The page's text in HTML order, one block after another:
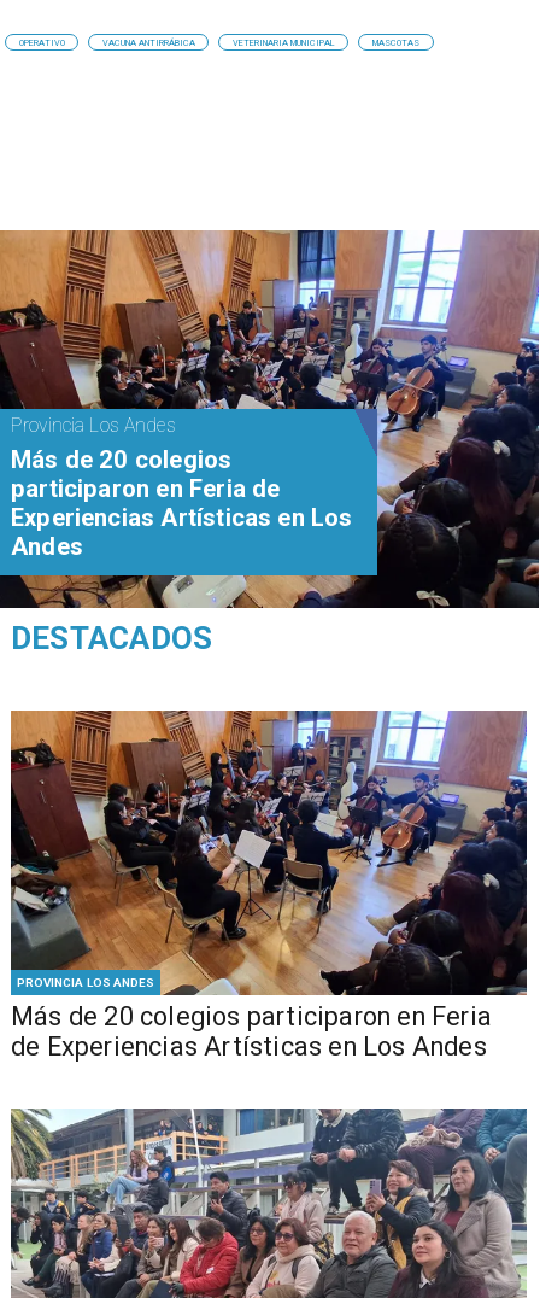
OPERATIVO VACUNA ANTIRRÁBICA VETERINARIA MUNICIPAL MASCOTAS
PROVINCIA LOS ANDES
Más de 20 colegios participaron en Feria
de Experiencias Artísticas en Los Andes
Provincia Los Andes
Más de 20 colegios
participaron en Feria de
Experiencias Artísticas en Los
Andes
DESTACADOS